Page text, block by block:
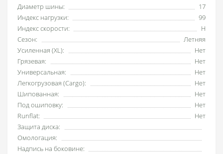
Диаметр шины:
17
Индекс нагрузки:
99
Индекс скорости:
H
Сезон:
Летняя
Усиленная (XL):
Нет
Грязевая:
Нет
Универсальная:
Нет
Легкогрузовая (Cargo):
Нет
Шипованная:
Нет
Под ошиповку:
Нет
Runflat:
Нет
Защита диска:
Омологация:
Надпись на боковине: